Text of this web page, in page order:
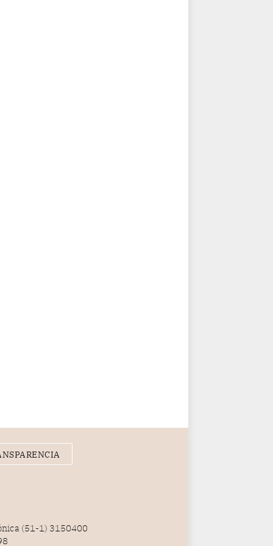
(51-1) 3150400